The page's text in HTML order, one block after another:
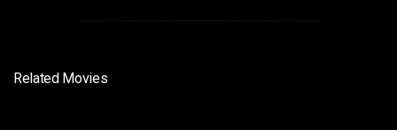
Related Movies